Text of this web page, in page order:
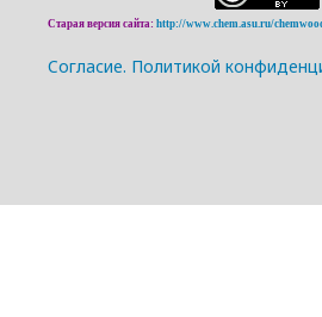
Старая версия сайта: http://www.chem.asu.ru/
Cогласие. Политикой